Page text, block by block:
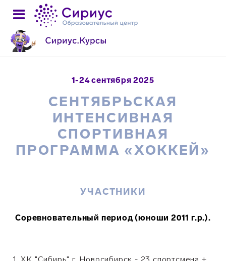
1-24 сентября 2025
СЕНТЯБРЬСКАЯ
ИНТЕНСИВНАЯ
СПОРТИВНАЯ
ПРОГРАММА «ХОККЕЙ»
УЧАСТНИКИ
Соревновательный период (юноши 2011 г.р.).